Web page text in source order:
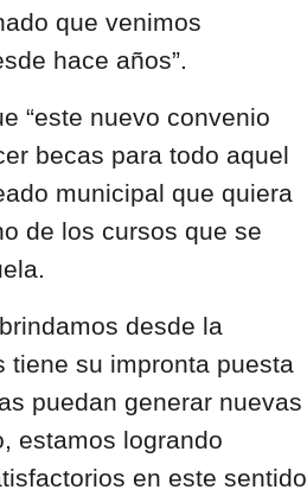
que venimos
hace años”.
“este nuevo convenio
becas para todo aquel
municipal que quiera
de los cursos que se
desde la
tiene su impronta puesta
puedan generar nuevas
estamos logrando
en este sentido